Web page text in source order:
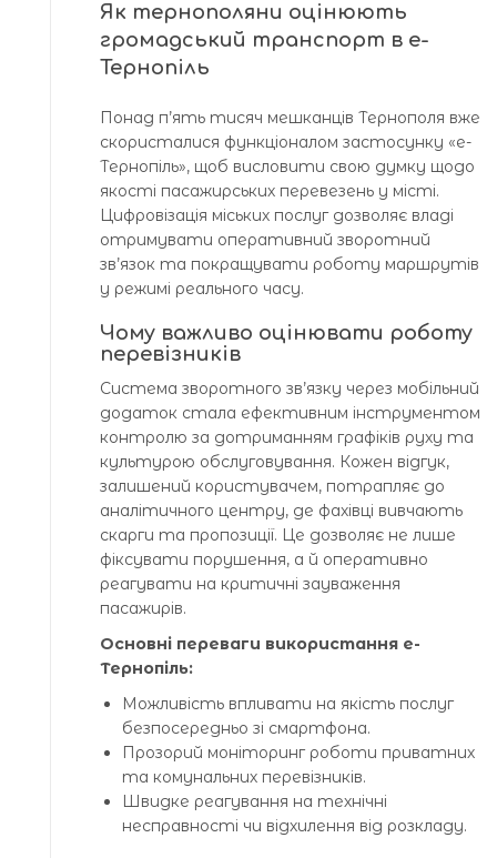
Як тернополяни оцінюють
громадський транспорт в е-
Тернопіль
Понад п’ять тисяч мешканців Тернополя вже
скористалися функціоналом застосунку «е-
Тернопіль», щоб висловити свою думку щодо
якості пасажирських перевезень у місті.
Цифровізація міських послуг дозволяє владі
отримувати оперативний зворотний
зв’язок та покращувати роботу маршрутів
у режимі реального часу.
Чому важливо оцінювати роботу
перевізників
Система зворотного зв’язку через мобільний
додаток стала ефективним інструментом
контролю за дотриманням графіків руху та
культурою обслуговування. Кожен відгук,
залишений користувачем, потрапляє до
аналітичного центру, де фахівці вивчають
скарги та пропозиції. Це дозволяє не лише
фіксувати порушення, а й оперативно
реагувати на критичні зауваження
пасажирів.
Основні переваги використання е-
Тернопіль:
Можливість впливати на якість послуг
безпосередньо зі смартфона.
Прозорий моніторинг роботи приватних
та комунальних перевізників.
Швидке реагування на технічні
несправності чи відхилення від розкладу.